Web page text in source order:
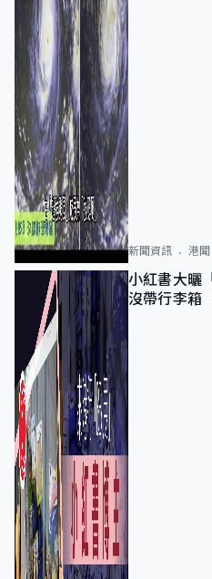
新聞資訊 港聞
小紅書大曬
沒帶行李箱